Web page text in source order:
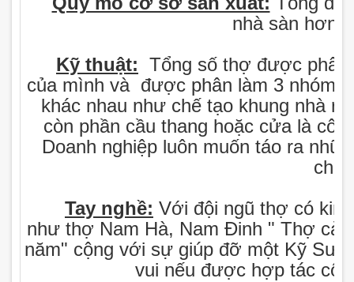
nhà sàn hơn
Kỹ thuật: Tổng số thợ được phân
của mình và được phân làm 3 nhóm
khác nhau như chế tạo khung nhà
còn phần cầu thang hoặc cửa là
Doanh nghiệp luôn muốn táo ra
chủ.
Tay nghề: Với đội ngũ thợ có
như thợ Nam Hà, Nam Đinh " Thợ cả
năm" cộng với sự giúp đỡ một Kỹ Sư
vui nếu được hợp tác